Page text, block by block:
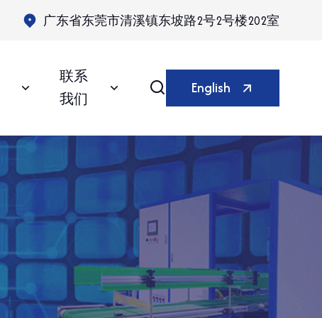
广东省东莞市清溪镇东坡路2号2号楼202室
联系
我们
English